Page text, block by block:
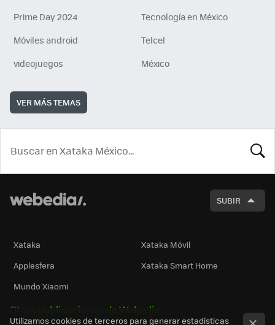
Prime Day 2024
Tecnología en México
Móviles android
Telcel
videojuegos
México
VER MÁS TEMAS
SUBIR
Xataka
Xataka Móvil
Applesfera
Xataka Smart Home
Mundo Xiaomi
Otras publicaciones de Webedia
Utilizamos cookies de terceros para generar estadísticas